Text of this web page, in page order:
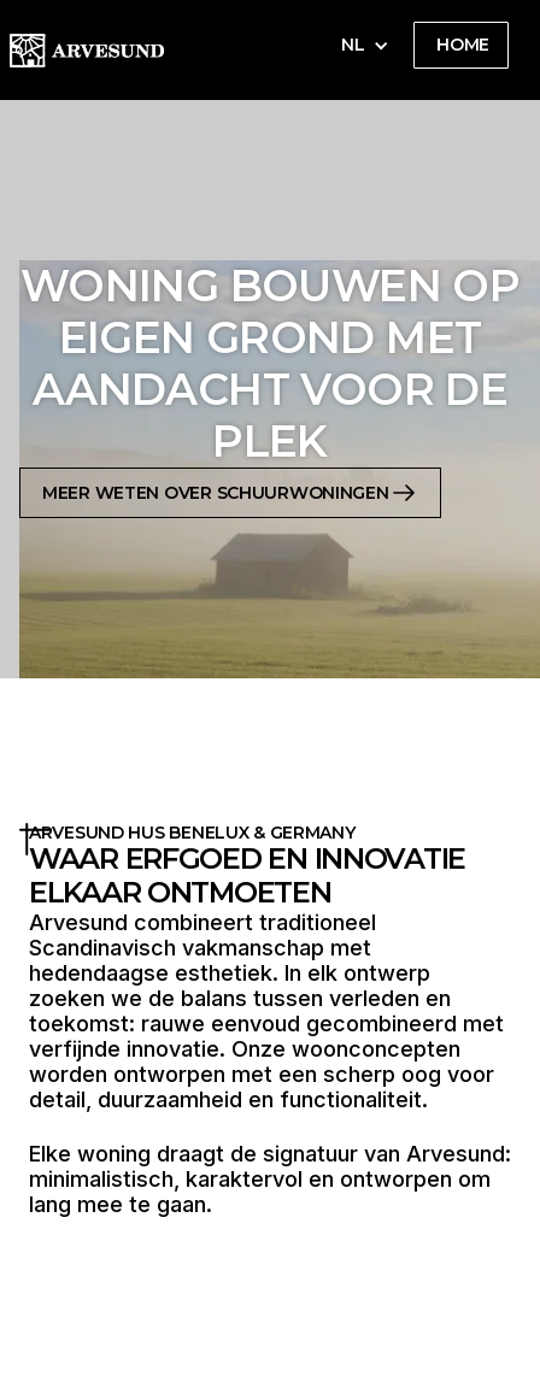
NL HOME
WONING BOUWEN OP
EIGEN GROND MET
AANDACHT VOOR DE
PLEK
MEER WETEN OVER SCHUURWONINGEN
ARVESUND HUS BENELUX & GERMANY
WAAR ERFGOED EN INNOVATIE
ELKAAR ONTMOETEN
Arvesund combineert traditioneel
Scandinavisch vakmanschap met
hedendaagse esthetiek. In elk ontwerp
zoeken we de balans tussen verleden en
toekomst: rauwe eenvoud gecombineerd met
verfijnde innovatie. Onze woonconcepten
worden ontworpen met een scherp oog voor
detail, duurzaamheid en functionaliteit.
Elke woning draagt de signatuur van Arvesund:
minimalistisch, karaktervol en ontworpen om
lang mee te gaan.